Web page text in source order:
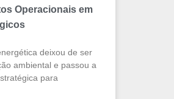
Operacionais em
deixou de ser
ambiental e passou a
para